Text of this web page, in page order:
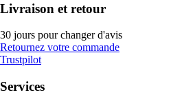
Livraison et retour
30 jours pour changer d'avis
Retournez votre commande
Trustpilot
Services